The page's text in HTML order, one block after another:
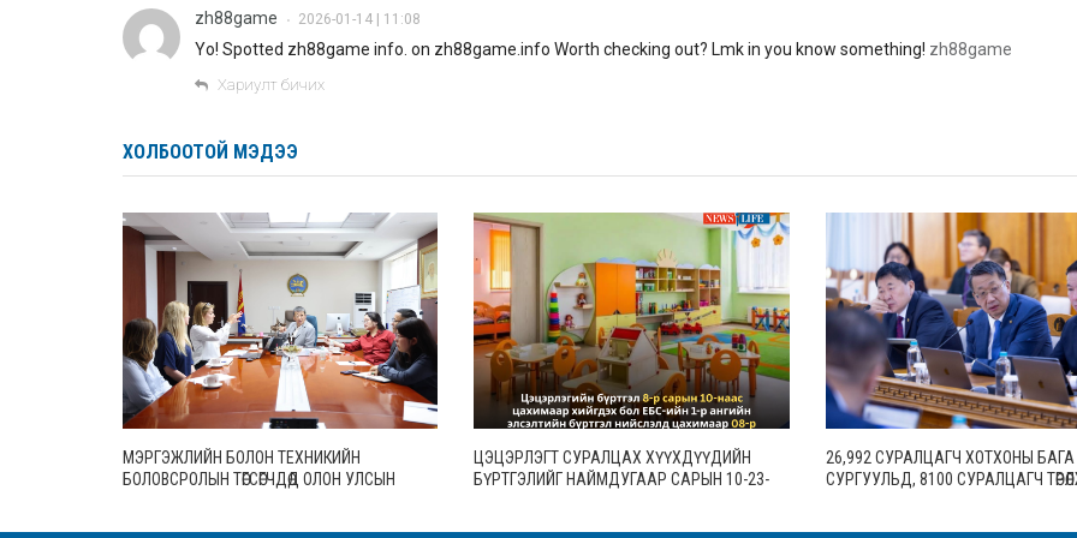
zh88game • 2026-01-14 | 11:08
Yo! Spotted zh88game info. on zh88game.info Worth checking out? Lmk in you know something! zh88game
Хариулт бичих
ХОЛБООТОЙ МЭДЭЭ
МЭРГЭЖЛИЙН БОЛОН ТЕХНИКИЙН
БОЛОВСРОЛЫН ТӨГСӨГЧДӨД ОЛОН УЛСЫН
ЦЭЦЭРЛЭГТ СУРАЛЦАХ ХҮҮХДҮҮДИЙН
БҮРТГЭЛИЙГ НАЙМДУГААР САРЫН 10-23-
26,992 СУРАЛЦАГЧ ХОТХОНЫ БАГА
СУРГУУЛЬД, 8100 СУРАЛЦАГЧ